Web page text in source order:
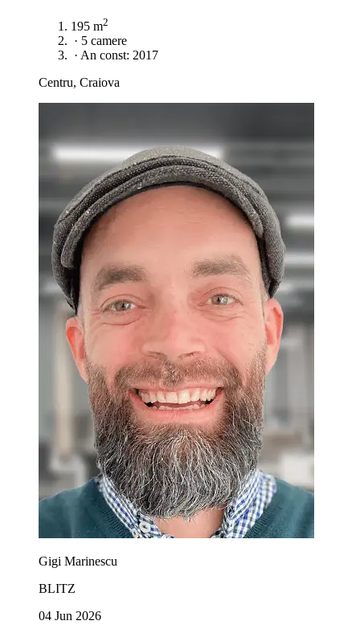
195 m2
· 5 camere
· An const: 2017
Centru, Craiova
Gigi Marinescu
BLITZ
04 Jun 2026